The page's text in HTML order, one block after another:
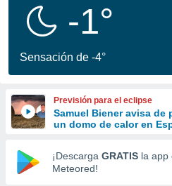
se
calidad.
a este
las
y
forma
digital
basada
-1°
Sensación de -4°
Previsión para el eclipse
Samuel Biener avisa
un domo de calor en
¡Descarga GRATIS la app
Meteored!